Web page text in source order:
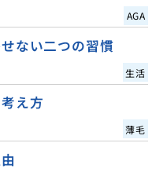
AGA
ない二つの習慣
生活
え方
薄毛